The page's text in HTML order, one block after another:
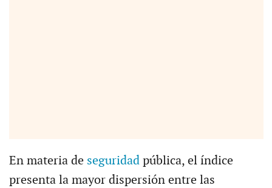
En materia de seguridadpública, el índice
presenta la mayor dispersión entre las